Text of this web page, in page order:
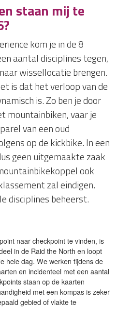
staan mij te
kom je in de 8
aantal disciplines tegen,
wissellocatie brengen.
is dat het verloop van de
is. Zo ben je door
mountainbiken, vaar je
van een oud
op de kickbike. In een
geen uitgemaakte zaak
ook
zal eindigen.
disciplines beheerst.
naar checkpoint te vinden, is
in de Raid the North en loopt
hele dag. We werken tijdens de
en incidenteel met een aantal
staan op de kaarten
met een kompas is zeker
gebied of vlakte te